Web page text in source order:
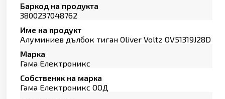
Баркод на продукта
3800237048762
Име на продукт
Алуминиев дълбок тиган Oliver Voltz OV51319J28D
Марка
Гама Електроникс
Собственик на марка
Гама Електроникс ООД